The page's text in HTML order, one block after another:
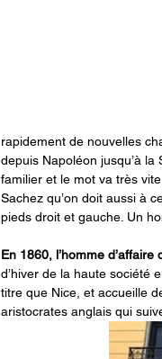
rapidement de nouvelles
depuis Napoléon jusqu’à
familier et le mot va très
Sachez qu’on doit aussi à
pieds droit et gauche. Un
En 1860, l’homme
d’hiver de la haute société
titre que Nice, et accueille
aristocrates anglais qui